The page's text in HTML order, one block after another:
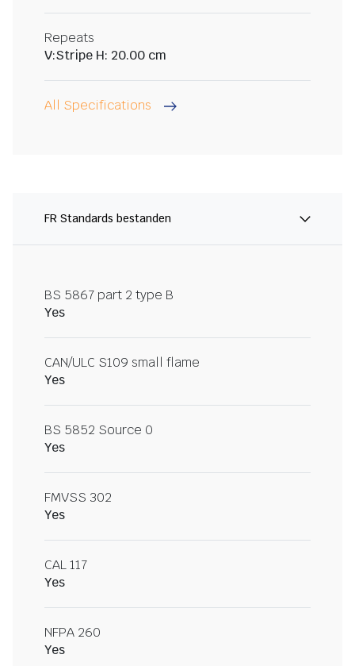
Repeats
V:Stripe H: 20.00 cm
All Specifications
FR Standards bestanden
BS 5867 part 2 type B
Yes
CAN/ULC S109 small flame
Yes
BS 5852 Source 0
Yes
FMVSS 302
Yes
CAL 117
Yes
NFPA 260
Yes